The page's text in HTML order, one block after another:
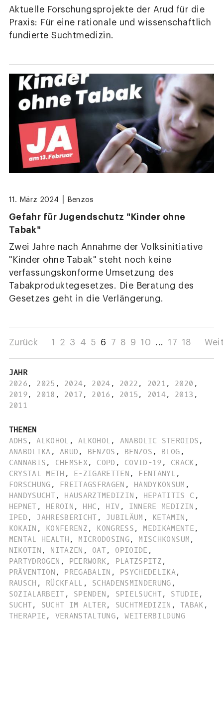
Aktuelle Forschungsprojekte der Arud für die
Praxis: Für eine rationale und wissenschaftlich
fundierte Suchtmedizin.
11. März 2024 Benzos
Gefahr für Jugendschutz "Kinder ohne
Tabak"
Zwei Jahre nach Annahme der Volksinitiative
"Kinder ohne Tabak" steht noch keine
verfassungskonforme Umsetzung des
Tabakproduktegesetzes. Die Beratung des
Gesetzes geht in die Verlängerung.
Zurück 1 2 3 4 5 6 7 8 9 10 ... 17 18
JAHR
2026 , 2025 , 2024, 2024 , 2022 , 2021 , 2020 ,
2019, 2018 , 2017 , 2016 , 2015 , 2014, 2013 ,
2011
THEMEN
ADHS , ALKOHOL , ALKOHOL , ANABOLIC STEROIDS ,
ANABOLIKA , ARUD , BENZOS , BENZOS , BLOG ,
CANNABIS , CHEMSEX , COPD , COVID-19 , CRACK ,
CRYSTAL METH , E-ZIGARETTEN , FENTANYL ,
FORSCHUNG , FREITAGSFRAGEN , HANDYKONSUM ,
HANDYSUCHT, HAUSARZTMEDIZIN , HEPATITIS C ,
HEPNET , HEROIN , HHC , HIV , INNERE MEDIZIN ,
IPED , JAHRESBERICHT , JUBILÄUM , KETAMIN ,
KOKAIN , KONFERENZ , KONGRESS , MEDIKAMENTE ,
MENTAL HEALTH , MICRODOSING, MISCHKONSUM ,
NIKOTIN , NITAZEN , OAT, OPIOIDE ,
PARTYDROGEN , PEERWORK, PLATZSPITZ ,
PRÄVENTION , PREGABALIN , PSYCHEDELIKA,
RAUSCH , RÜCKFALL , SCHADENSMINDERUNG ,
SOZIALARBEIT , SPENDEN , SPIELSUCHT, STUDIE ,
SUCHT, SUCHT IM ALTER, SUCHTMEDIZIN , TABAK ,
THERAPIE , VERANSTALTUNG, WEITERBILDUNG